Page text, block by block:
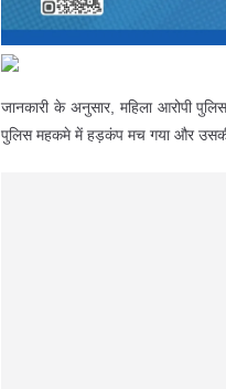
जानकारी के अनुसार, महिला आरोपी
पुलिस महकमे में हड़कंप मच गया और उसकी